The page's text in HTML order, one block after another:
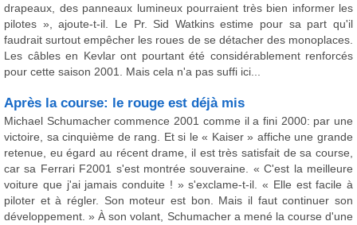
drapeaux, des panneaux lumineux pourraient très bien informer les
pilotes », ajoute-t-il. Le Pr. Sid Watkins estime pour sa part qu'il
faudrait surtout empêcher les roues de se détacher des monoplaces.
Les câbles en Kevlar ont pourtant été considérablement renforcés
pour cette saison 2001. Mais cela n'a pas suffi ici...
Après la course: le rouge est déjà mis
Michael Schumacher commence 2001 comme il a fini 2000: par une
victoire, sa cinquième de rang. Et si le « Kaiser » affiche une grande
retenue, eu égard au récent drame, il est très satisfait de sa course,
car sa Ferrari F2001 s'est montrée souveraine. « C'est la meilleure
voiture que j'ai jamais conduite ! » s'exclame-t-il. « Elle est facile à
piloter et à régler. Son moteur est bon. Mais il faut continuer son
développement. » À son volant, Schumacher a mené la course d'une